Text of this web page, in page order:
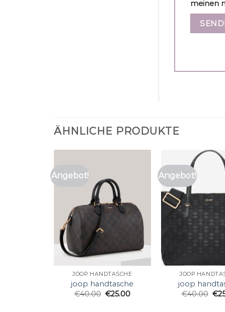
meinen
ÄHNLICHE PRODUKTE
Angebot!
JOOP HANDTASCHE
joop handtasche
€40.00 €25.00
Angebot!
JOOP
joop
€40.00 €